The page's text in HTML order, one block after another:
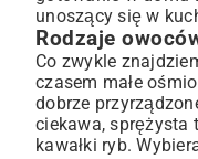
Sugestie winiarskie
Często Zadawane
Jak uniknąć
Przechowywanie
Podsumowanie:
unoszący się w
Rodzaje
Co zwykle
czasem małe
dobrze
ciekawa, sprężysta
kawałki ryb.